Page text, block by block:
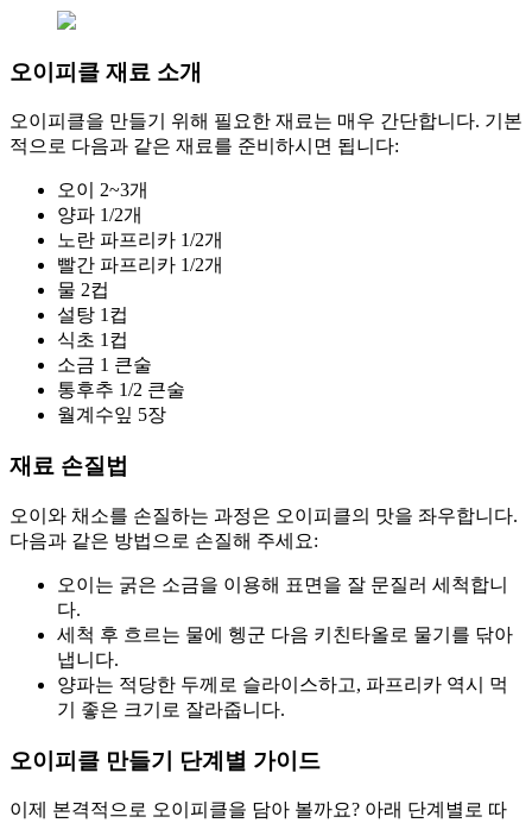
오이피클 재료 소개
오이피클을 만들기 위해 필요한 재료는 매우 간단합니다. 기본
적으로 다음과 같은 재료를 준비하시면 됩니다:
오이 2~3개
양파 1/2개
노란 파프리카 1/2개
빨간 파프리카 1/2개
물 2컵
설탕 1컵
식초 1컵
소금 1 큰술
통후추 1/2 큰술
월계수잎 5장
재료 손질법
오이와 채소를 손질하는 과정은 오이피클의 맛을 좌우합니다.
다음과 같은 방법으로 손질해 주세요:
오이는 굵은 소금을 이용해 표면을 잘 문질러 세척합니
다.
세척 후 흐르는 물에 헹군 다음 키친타올로 물기를 닦아
냅니다.
양파는 적당한 두께로 슬라이스하고, 파프리카 역시 먹
기 좋은 크기로 잘라줍니다.
오이피클 만들기 단계별 가이드
이제 본격적으로 오이피클을 담아 볼까요? 아래 단계별로 따